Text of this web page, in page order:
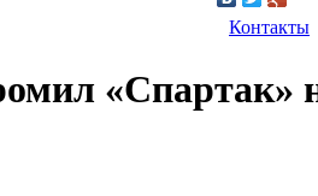
Контакты
«Спартак»